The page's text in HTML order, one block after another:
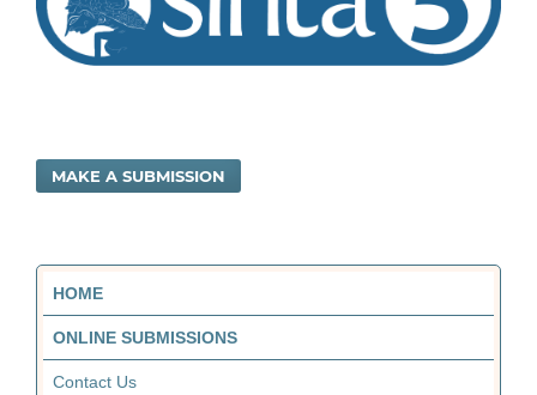
MAKE A SUBMISSION
HOME
ONLINE SUBMISSIONS
Contact Us